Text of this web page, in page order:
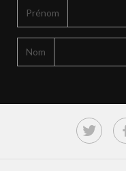
Prénom
Nom